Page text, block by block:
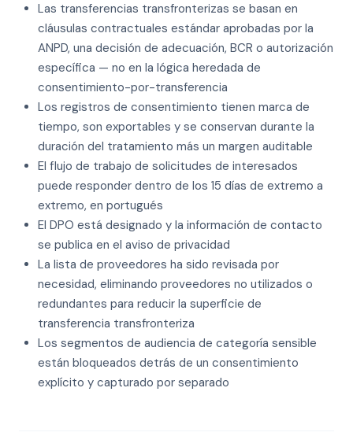
Las transferencias transfronterizas se basan en
cláusulas contractuales estándar aprobadas por la
ANPD, una decisión de adecuación, BCR o autorización
específica — no en la lógica heredada de
consentimiento-por-transferencia
Los registros de consentimiento tienen marca de
tiempo, son exportables y se conservan durante la
duración del tratamiento más un margen auditable
El flujo de trabajo de solicitudes de interesados
puede responder dentro de los 15 días de extremo a
extremo, en portugués
El DPO está designado y la información de contacto
se publica en el aviso de privacidad
La lista de proveedores ha sido revisada por
necesidad, eliminando proveedores no utilizados o
redundantes para reducir la superficie de
transferencia transfronteriza
Los segmentos de audiencia de categoría sensible
están bloqueados detrás de un consentimiento
explícito y capturado por separado